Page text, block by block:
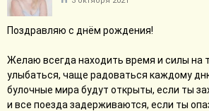
Поздравляю с днём рождения!
Желаю всегда находить время и силы на
улыбаться, чаще радоваться каждому
булочные мира будут открыты, если ты
и все поезда задерживаются, если ты